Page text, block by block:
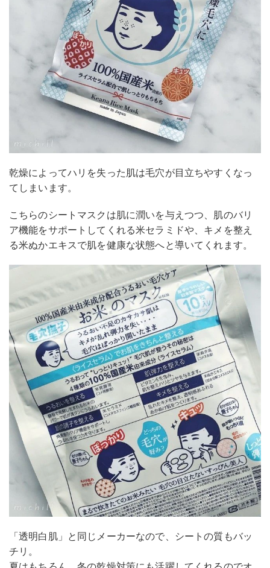
乾燥によってハリを失った肌は毛穴が目立ちやすくなっ
てしまいます。
こちらのシートマスクは肌に潤いを与えつつ、肌のバリ
ア機能をサポートしてくれる米セラミドや、キメを整え
る米ぬかエキスで肌を健康な状態へと導いてくれます。
「透明白肌」と同じメーカーなので、シートの質もバッ
チリ。